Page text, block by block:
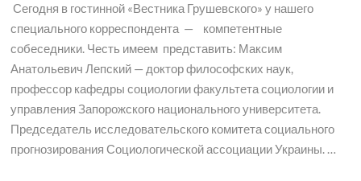
Сегодня в гостинной «Вестника Грушевского» у нашего
специального корреспондента — компетентные
собеседники. Честь имеем представить: Максим
Анатольевич Лепский — доктор философских наук,
профессор кафедры социологии факультета социологии и
управления Запорожского национального университета.
Председатель исследовательского комитета социального
прогнозирования Социологической ассоциации Украины. …